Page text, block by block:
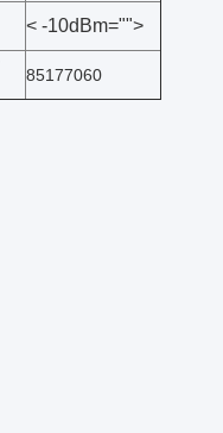
< -10dBm="">
85177060